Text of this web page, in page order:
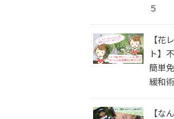
５
【花
ト】
簡単
緩和術
【な